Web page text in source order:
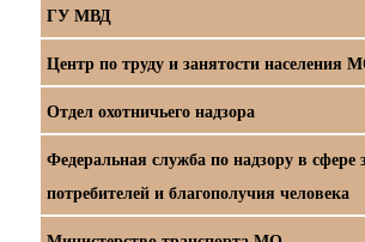
ГУ МВД
Центр по труду и занятости населения
Отдел охотничьего надзора
Федеральная служба по надзору в
потребителей и благополучия человека